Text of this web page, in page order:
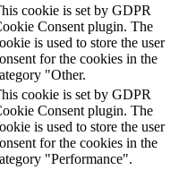
cookie is set by GDPR
Consent plugin. The
is used to store the user
for the cookies in the
"Other.
cookie is set by GDPR
Consent plugin. The
is used to store the user
for the cookies in the
"Performance".